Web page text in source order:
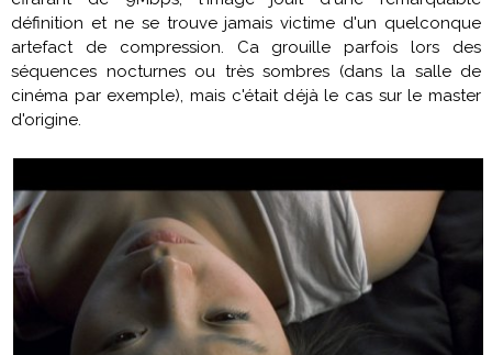
définition et ne se trouve jamais victime d'un quelconque
artefact de compression. Ca grouille parfois lors des
séquences nocturnes ou très sombres (dans la salle de
cinéma par exemple), mais c'était déjà le cas sur le master
d'origine.